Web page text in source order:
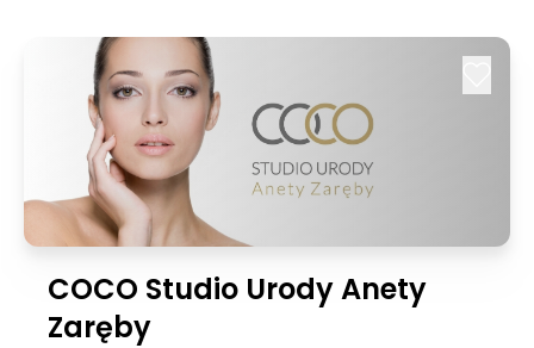
COCO Studio Urody Anety
Zaręby